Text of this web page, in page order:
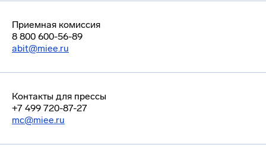
Приемная комиссия
8 800 600-56-89
abit@miee.ru
Контакты для прессы
+7 499 720-87-27
mc@miee.ru